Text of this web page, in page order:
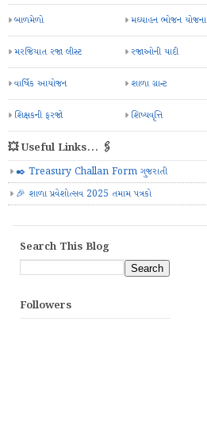
બાળમેળો મઘ્યાહન ભોજન યોજના
મરજિયાત રજા લીસ્ટ રજાઓની યાદી
વાર્ષિક આયોજન શાળા ગ્રાન્ટ
શિક્ષકની ફરજો શિષ્યવૃત્તિ
💥 Useful Links... 🖇️
✒️ Treasury Challan Form ગુજરાતી
🎉 શાળા પ્રવેશોત્સવ 2025 તમામ પત્રકો
Search This Blog
Followers